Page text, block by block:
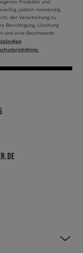
Produkte und
jedoch notwendig,
der Verarbeitung zu
Berichtigung, Löschung
und eine Beschwerde